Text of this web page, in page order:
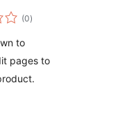
(0общо
оценки
)
to
pages to